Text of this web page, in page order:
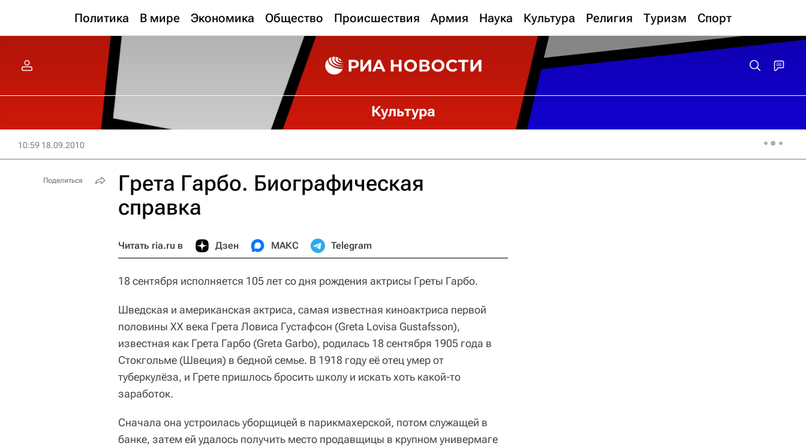
Политика В мире Экономика Общество Происшествия Армия Наука Культура Религия Туризм Спорт
Культура
10:59 18.09.2010
Грета Гарбо. Биографическая
справка
Читать ria.ru в Дзен МАКС Telegram
18 сентября исполняется 105 лет со дня рождения актрисы Греты Гарбо.
Шведская и американская актриса, самая известная киноактриса первой
половины ХХ века Грета Ловиса Густафсон (Greta Lovisa Gustafsson),
известная как Грета Гарбо (Greta Garbo), родилась 18 сентября 1905 года в
Стокгольме (Швеция) в бедной семье. В 1918 году её отец умер от
туберкулёза, и Грете пришлось бросить школу и искать хоть какой-то
заработок.
Сначала она устроилась уборщицей в парикмахерской, потом служащей в
банке, затем ей удалось получить место продавщицы в крупном универмаге
Поделиться